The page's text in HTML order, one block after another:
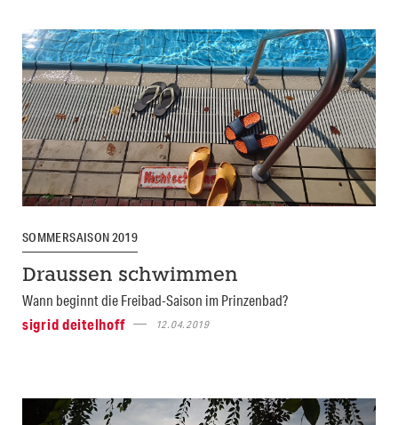
SOMMERSAISON 2019
Draussen schwimmen
Wann beginnt die Freibad-Saison im Prinzenbad?
sigrid deitelhoff
12.04.2019